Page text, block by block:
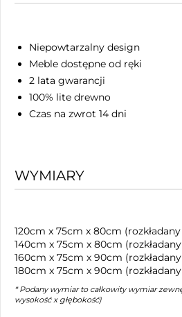
Niepowtarzalny design
Meble dostępne od ręki
2 lata gwarancji
100% lite drewno
Czas na zwrot 14 dni
WYMIARY
120cm x 75cm x 80cm
140cm x 75cm x 80cm
160cm x 75cm x 90cm
180cm x 75cm x 90cm
* Podany wymiar to całkowity wymiar
wysokość x głębokość)